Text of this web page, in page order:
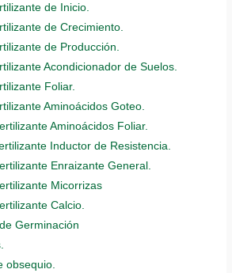
de Inicio.
de Crecimiento.
de Producción.
Acondicionador de Suelos.
Foliar.
Aminoácidos Goteo.
Aminoácidos Foliar.
Inductor de Resistencia.
Enraizante General.
Micorrizas
Calcio.
Germinación
obsequio.